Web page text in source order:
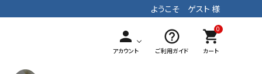
ようこそ ゲスト 様
person
アカウント
help_outline
ご利用ガイド
0
shopping_cart
カート